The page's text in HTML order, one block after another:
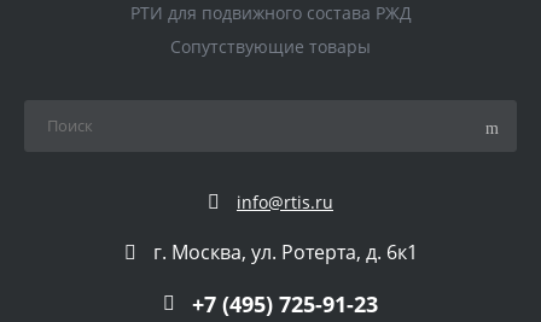
РТИ для подвижного состава РЖД
Сопутствующие товары
info@rtis.ru
г. Москва, ул. Ротерта, д. 6к1
+7 (495) 725-91-23